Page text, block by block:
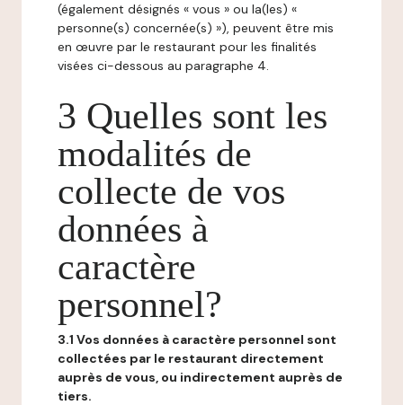
(également désignés « vous » ou la(les) «
personne(s) concernée(s) »), peuvent être mis
en œuvre par le restaurant pour les finalités
visées ci-dessous au paragraphe 4.
3 Quelles sont les
modalités de
collecte de vos
données à
caractère
personnel?
3.1 Vos données à caractère personnel sont
collectées par le restaurant directement
auprès de vous, ou indirectement auprès de
tiers.